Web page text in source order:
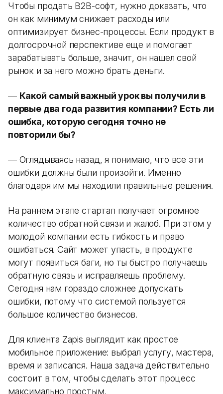
Чтобы продать B2B-софт, нужно доказать, что
он как минимум снижает расходы или
оптимизирует бизнес-процессы. Если продукт в
долгосрочной перспективе еще и помогает
зарабатывать больше, значит, он нашел свой
рынок и за него можно брать деньги.
— Какой самый важный урок вы получили в
первые два года развития компании? Есть ли
ошибка, которую сегодня точно не
повторили бы?
— Оглядываясь назад, я понимаю, что все эти
ошибки должны были произойти. Именно
благодаря им мы находили правильные решения.
На раннем этапе стартап получает огромное
количество обратной связи и жалоб. При этом у
молодой компании есть гибкость и право
ошибаться. Сайт может упасть, в продукте
могут появиться баги, но ты быстро получаешь
обратную связь и исправляешь проблему.
Сегодня нам гораздо сложнее допускать
ошибки, потому что системой пользуется
большое количество бизнесов.
Для клиента Zapis выглядит как простое
мобильное приложение: выбрал услугу, мастера,
время и записался. Наша задача действительно
состоит в том, чтобы сделать этот процесс
максимально простым.